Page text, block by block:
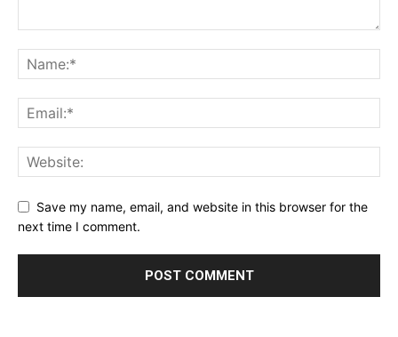
Save my name, email, and website in this browser for the
next time I comment.